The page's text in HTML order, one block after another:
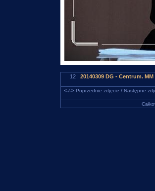
12 | 20140309 DG - Centrum.
<-/->Poprzednie zdjęcie / Następne